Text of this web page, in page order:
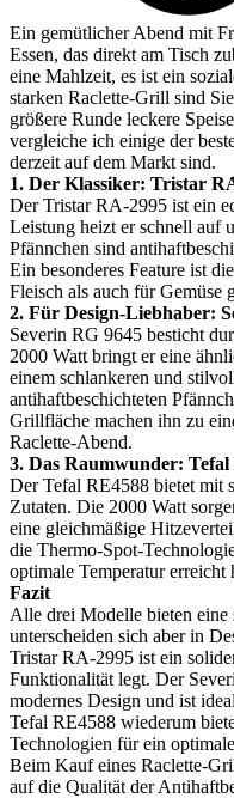
Ein gemütlicher Abend mit
Essen, das direkt am Tisch
eine Mahlzeit, es ist ein
starken Raclette-Grill sind
größere Runde leckere
vergleiche ich einige der
derzeit auf dem Markt sind.
1. Der Klassiker: Tristar
Der Tristar RA-2995 ist ein
Leistung heizt er schnell auf
Pfännchen sind
Ein besonderes Feature ist
Fleisch als auch für Gemüse
2. Für Design-Liebhaber:
Severin RG 9645 besticht
2000 Watt bringt er eine
einem schlankeren und
antihaftbeschichteten
Grillfläche machen ihn zu
Raclette-Abend.
3. Das Raumwunder: Tefal
Der Tefal RE4588 bietet mit
Zutaten. Die 2000 Watt
eine gleichmäßige
die Thermo-Spot-
optimale Temperatur erreicht
Fazit
Alle drei Modelle bieten
unterscheiden sich aber in
Tristar RA-2995 ist ein
Funktionalität legt. Der
modernes Design und ist
Tefal RE4588 wiederum
Technologien für ein
Beim Kauf eines Raclette-
auf die Qualität der